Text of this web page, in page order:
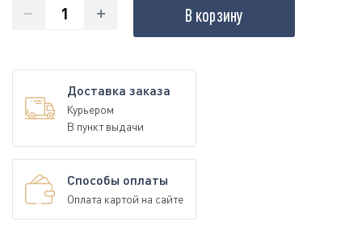
В корзину
Доставка заказа
Курьером
В пункт выдачи
Способы оплаты
Оплата картой на сайте